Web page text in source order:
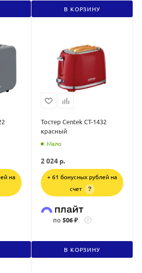
В КОРЗИНУ
на
Тостер Centek CT-1432
красный
Мало
2 024 р.
+ 61 бонусных рублей на
счет
?
по 506 ₽ ?
В КОРЗИНУ